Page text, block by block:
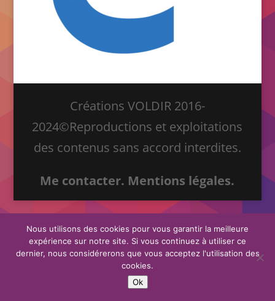
Créations VOLDIR 2016-
2024©Reproductions et exploitations
des contenus sans accord interdites.
Me contacter. Mentions légales.
Nous utilisons des cookies pour vous garantir la meilleure
expérience sur notre site. Si vous continuez à utiliser ce
dernier, nous considérerons que vous acceptez l'utilisation des
cookies.
Ok